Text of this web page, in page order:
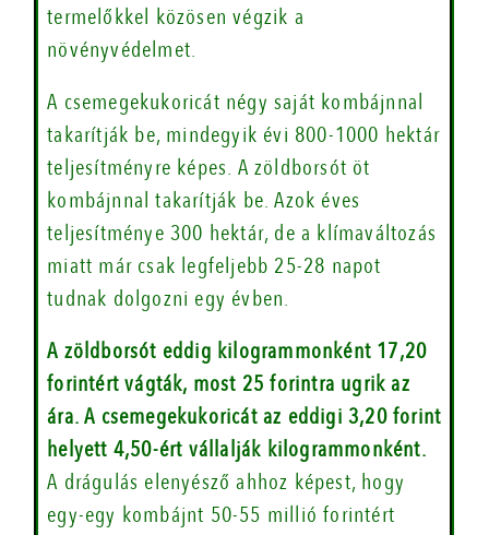
termelőkkel közösen végzik a
növényvédelmet.
A csemegekukoricát négy saját kombájn­nal
takarítják be, mindegyik évi 800-1000 hektár
teljesítményre képes. A zöldborsót öt
kombájnnal takarítják be. Azok éves
teljesítménye 300 hektár, de a klímaváltozás
miatt már csak legfeljebb 25-28 napot
tudnak dolgozni egy évben.
A zöldborsót eddig kilogrammonként 17,20
forintért vágták, most 25 forintra ugrik az
ára. A csemegekukoricát az eddigi 3,20 forint
helyett 4,50-ért vállalják kilogrammonként.
A drágulás elenyésző ahhoz képest, hogy
egy-egy kombájnt 50-55 millió forintért